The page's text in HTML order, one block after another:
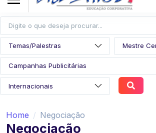
Home Negociação
Negociação